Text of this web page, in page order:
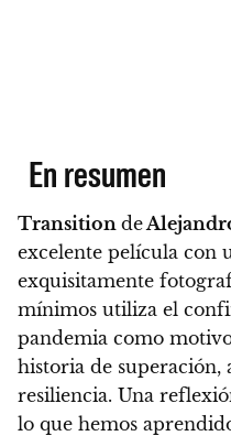
En resumen
Transition de
excelente película con
exquisitamente
mínimos utiliza el
pandemia como
historia de
resiliencia. Una
lo que hemos